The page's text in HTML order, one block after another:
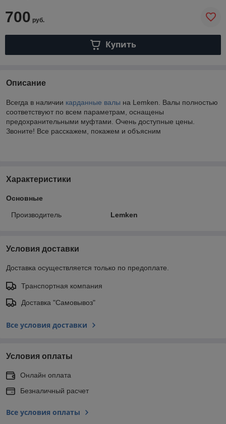
700 руб.
Купить
Описание
Всегда в наличии карданные валы на Lemken. Валы полностью
соответствуют по всем параметрам, оснащены
предохранительными муфтами. Очень доступные цены.
Звоните! Все расскажем, покажем и объясним
Характеристики
Основные
Производитель Lemken
Условия доставки
Доставка осуществляется только по предоплате.
Транспортная компания
Доставка "Самовывоз"
Все условия доставки
Условия оплаты
Онлайн оплата
Безналичный расчет
Все условия оплаты